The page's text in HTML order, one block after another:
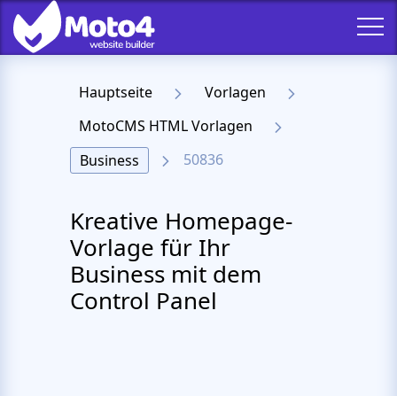
Hauptseite
Vorlagen
MotoCMS HTML Vorlagen
Business
50836
Kreative Homepage-
Vorlage für Ihr
Business mit dem
Control Panel